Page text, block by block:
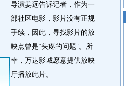
导演姜远告诉记者，作为一
部社区电影，影片没有正规
手续，因此，寻找影片的放
映点曾是“头疼的问题”。所
幸，万达影城愿意提供放映
厅播放此片。